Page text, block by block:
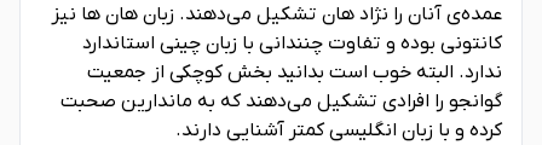
عمده‌ی آنان را نژاد هان تشکیل می‌دهند. زبان هان ها نیز
کانتونی بوده و تفاوت چنندانی با زبان چینی استاندارد
ندارد. البته خوب است بدانید بخش کوچکی از جمعیت
گوانجو را افرادی تشکیل می‌دهند که به ماندارین صحبت
کرده و با زبان انگلیسی کمتر آشنایی دارند.